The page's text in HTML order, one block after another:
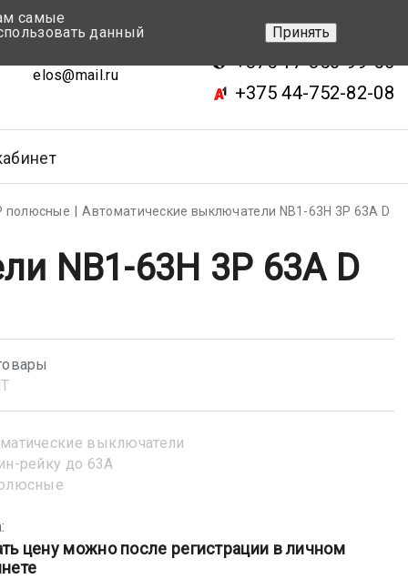
elos@mail.ru
+375 17-343-46-70
+375 17-350-99-56
+375 44-752-82-08
полюсные
Автоматические выключатели NB1-63H 3P 63A D
NB1-63H 3P 63A D
выключатели
рейку до 63А
цену можно после регистрации в личном
самые
данный
Принять